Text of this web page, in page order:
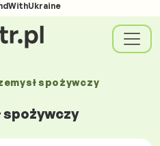
spożywczy
spożywczy